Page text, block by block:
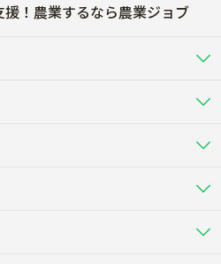
！農業するなら農業ジョブ
バイト・アルバイト・パート
養鶏など）
専門職（獣医師･人工授精師･